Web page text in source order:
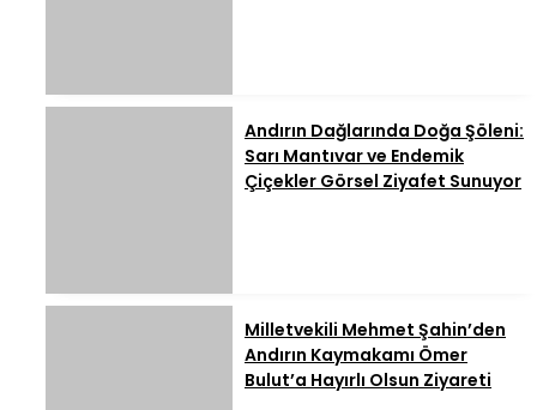
Andırın Dağlarında Doğa Şöleni:
Sarı Mantıvar ve Endemik
Çiçekler Görsel Ziyafet Sunuyor
Milletvekili Mehmet Şahin’den
Andırın Kaymakamı Ömer
Bulut’a Hayırlı Olsun Ziyareti